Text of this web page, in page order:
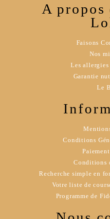
A propos
Faisons
Nos
Les
Garantie
Le
Conditions
Conditions
Recherche simple en
Votre liste de
Programme de